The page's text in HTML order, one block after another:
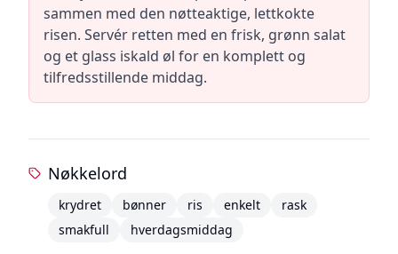
sammen med den nøtteaktige, lettkokte
risen. Servér retten med en frisk, grønn salat
og et glass iskald øl for en komplett og
tilfredsstillende middag.
Nøkkelord
krydret bønner ris enkelt
rask
smakfull
hverdagsmiddag